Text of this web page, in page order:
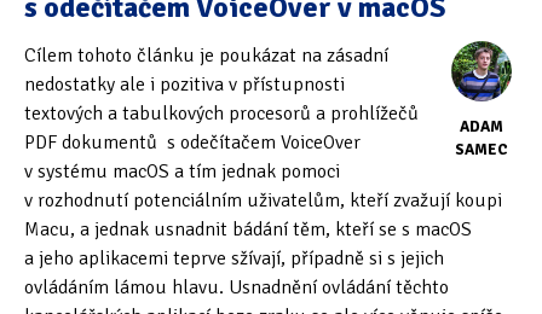
Mobilní zařízení (85)
Počítače a notebooky(66)
Zápisníky(7)
Názory & zkušenosti(143)
Oficiální materiály (57)
Pozvánky & oznámení(67)
s odečítačem VoiceOver v macOS
ADAM
SAMEC
Cílem tohoto článku je poukázat na zásadní
nedostatky ale i pozitiva v přístupnosti
textových a tabulkových procesorů a prohlížečů
PDF dokumentů s odečítačem VoiceOver
v systému macOS a tím jednak pomoci
v rozhodnutí potenciálním uživatelům, kteří zvažují koupi
Macu, a jednak usnadnit bádání těm, kteří se s macOS
a jeho aplikacemi teprve sžívají, případně si s jejich
ovládáním lámou hlavu. Usnadnění ovládání těchto